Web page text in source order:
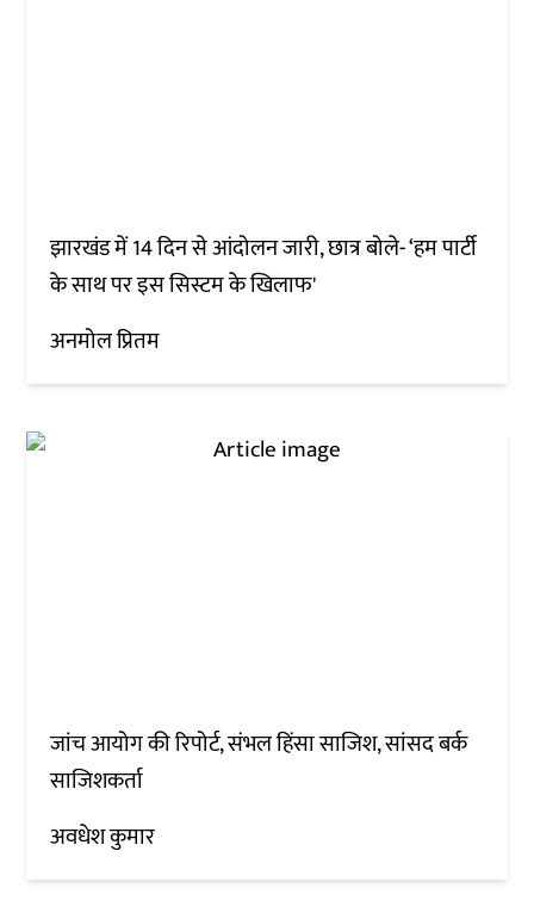
झारखंड में 14 दिन से आंदोलन जारी, छात्र बोले- ‘हम पार्टी
के साथ पर इस सिस्टम के खिलाफ'
अनमोल प्रितम
जांच आयोग की रिपोर्ट, संभल हिंसा साजिश, सांसद बर्क
साजिशकर्ता
अवधेश कुमार